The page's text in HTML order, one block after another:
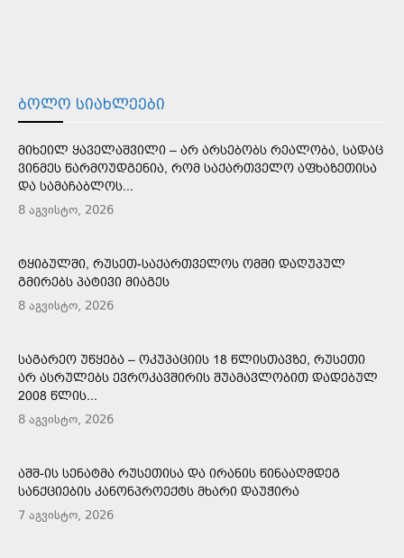
ᲑᲝᲚᲝ ᲡᲘᲐᲮᲚᲔᲔᲑᲘ
ᲛᲘᲮᲔᲘᲚ ᲧᲐᲕᲔᲚᲐᲨᲕᲘᲚᲘ – ᲐᲠ ᲐᲠᲡᲔᲑᲝᲑᲡ ᲠᲔᲐᲚᲝᲑᲐ, ᲡᲐᲓᲐᲪ
ᲕᲘᲜᲛᲔᲡ ᲬᲐᲠᲛᲝᲣᲓᲒᲔᲜᲘᲐ, ᲠᲝᲛ ᲡᲐᲥᲐᲠᲗᲕᲔᲚᲝ ᲐᲤᲮᲐᲖᲔᲗᲘᲡᲐ
ᲓᲐ ᲡᲐᲛᲐᲩᲐᲑᲚᲝᲡ...
8 აგვისტო, 2026
ᲢᲧᲘᲑᲣᲚᲨᲘ, ᲠᲣᲡᲔᲗ-ᲡᲐᲥᲐᲠᲗᲕᲔᲚᲝᲡ ᲝᲛᲨᲘ ᲓᲐᲦᲣᲞᲣᲚ
ᲒᲛᲘᲠᲔᲑᲡ ᲞᲐᲢᲘᲕᲘ ᲛᲘᲐᲒᲔᲡ
8 აგვისტო, 2026
ᲡᲐᲒᲐᲠᲔᲝ ᲣᲬᲧᲔᲑᲐ – ᲝᲙᲣᲞᲐᲪᲘᲘᲡ 18 ᲬᲚᲘᲡᲗᲐᲕᲖᲔ, ᲠᲣᲡᲔᲗᲘ
ᲐᲠ ᲐᲡᲠᲣᲚᲔᲑᲡ ᲔᲕᲠᲝᲙᲐᲕᲨᲘᲠᲘᲡ ᲨᲣᲐᲛᲐᲕᲚᲝᲑᲘᲗ ᲓᲐᲓᲔᲑᲣᲚ
2008 ᲬᲚᲘᲡ...
8 აგვისტო, 2026
ᲐᲨᲨ-ᲘᲡ ᲡᲔᲜᲐᲢᲛᲐ ᲠᲣᲡᲔᲗᲘᲡᲐ ᲓᲐ ᲘᲠᲐᲜᲘᲡ ᲬᲘᲜᲐᲐᲦᲛᲓᲔᲒ
ᲡᲐᲜᲥᲪᲘᲔᲑᲘᲡ ᲙᲐᲜᲝᲜᲞᲠᲝᲔᲥᲢᲡ ᲛᲮᲐᲠᲘ ᲓᲐᲣᲭᲘᲠᲐ
7 აგვისტო, 2026